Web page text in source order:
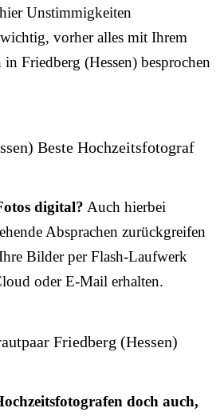
Unstimmigkeiten
vorher alles mit Ihrem
Friedberg (Hessen) besprochen
digital? Auch hierbei
Absprachen zurückgreifen
Bilder per Flash-Laufwerk
oder E-Mail erhalten.
doch auch,